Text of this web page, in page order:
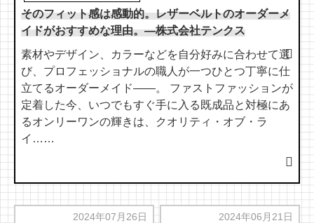
そのフィット感は感動的。レザーベルトのオーダーメ
イドがおすすめな理由。―株式会社テンクス
素材やデザイン、カラーなどを自分好みに合わせて選
び、プロフェッショナルの職人が一つひとつ丁寧に仕
立てるオーダーメイド――。 ファストファッションが
定着した今、いつでもすぐ手に入る既成品と対極にあ
るオンリーワンの輝きは、クオリティ・オブ・ラ
イ……
2024年07月26日 2024年06月21日